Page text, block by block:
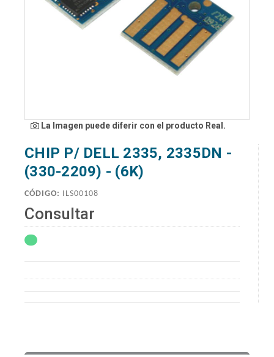
La Imagen puede diferir con el producto Real.
CHIP P/ DELL 2335, 2335DN -
(330-2209) - (6K)
CÓDIGO: ILS00108
Consultar